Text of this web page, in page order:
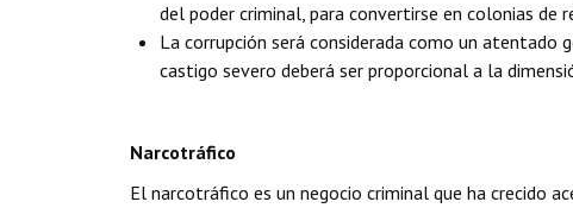
del poder criminal, para convertirse en colonias de
La corrupción será considerada como un
castigo severo deberá ser proporcional a la
Narcotráfico
El narcotráfico es un negocio criminal que ha crecido